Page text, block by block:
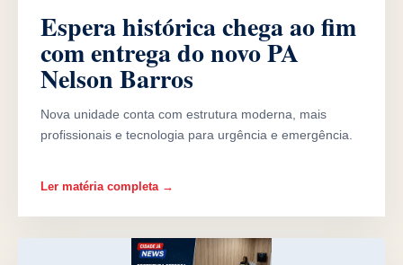
Espera histórica chega ao fim
com entrega do novo PA
Nelson Barros
Nova unidade conta com estrutura moderna, mais
profissionais e tecnologia para urgência e emergência.
Ler matéria completa →